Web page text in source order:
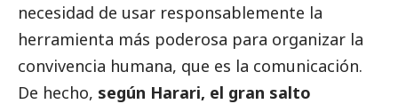
necesidad de usar responsablemente la
herramienta más poderosa para organizar la
convivencia humana, que es la comunicación.
De hecho, según Harari, el gran salto